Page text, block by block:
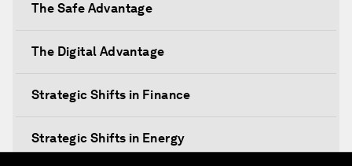
The Safe Advantage
The Digital Advantage
Strategic Shifts in Finance
Strategic Shifts in Energy